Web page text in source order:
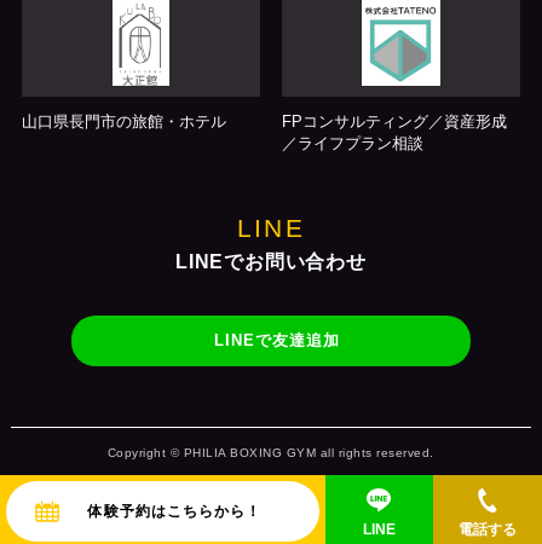
山口県長門市の旅館・ホテル
FPコンサルティング／資産形成
／ライフプラン相談
LINE
LINEでお問い合わせ
LINEで友達追加
Copyright © PHILIA BOXING GYM all rights reserved.
体験予約はこちらから！
LINE
電話する